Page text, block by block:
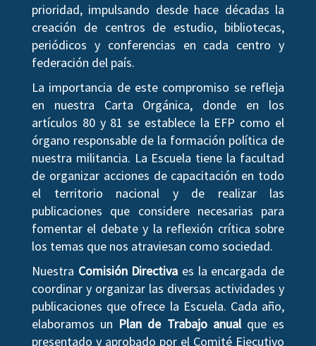
prioridad, impulsando desde hace décadas la
creación de centros de estudio, bibliotecas,
periódicos y conferencias en cada centro y
federación del país.
La importancia de este compromiso se refleja
en nuestra Carta Orgánica, donde en los
artículos 80 y 81 se establece la EFP como el
órgano responsable de la formación política de
nuestra militancia. La Escuela tiene la facultad
de organizar acciones de capacitación en todo
el territorio nacional y de realizar las
publicaciones que considere necesarias para
fomentar el debate y la reflexión crítica sobre
los temas que nos atraviesan como sociedad.
Nuestra Comisión Directiva es la encargada de
coordinar y organizar las diversas actividades y
publicaciones que ofrece la Escuela. Cada año,
elaboramos un Plan de Trabajo anualque es
presentado y aprobado por el Comité Ejecutivo